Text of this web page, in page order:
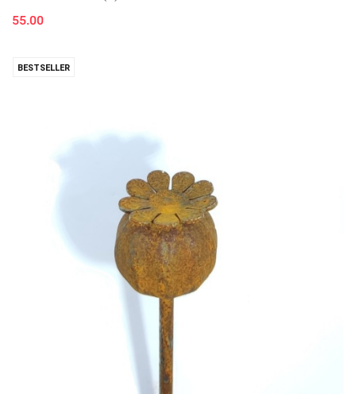
55.00
BESTSELLER